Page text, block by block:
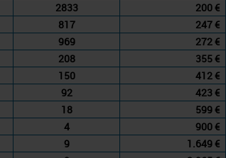
2833
200 €
817
247 €
969
272 €
208
355 €
150
412 €
92
423 €
18
599 €
4
900 €
9
1.649 €